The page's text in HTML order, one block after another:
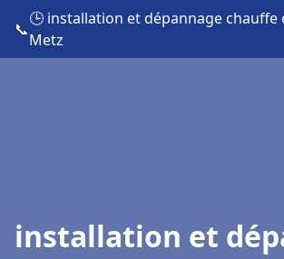
📞
🕒 installation et dépannage chauffe
Metz
installation et